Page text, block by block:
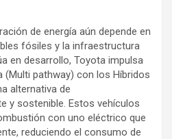
de energía aún depende en
fósiles y la infraestructura
en desarrollo, Toyota impulsa
(Multi pathway) con los Híbridos
alternativa de
y sostenible. Estos vehículos
con uno eléctrico que
reduciendo el consumo de